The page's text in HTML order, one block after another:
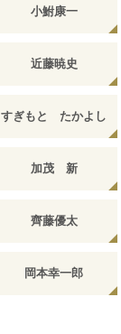
小鮒康一
近藤暁史
すぎもと たかよし
加茂 新
齊藤優太
岡本幸一郎